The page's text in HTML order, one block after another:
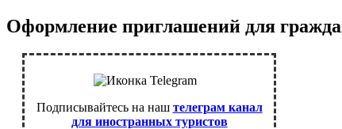
Оформление приглашений для
Подписывайтесь на наш телеграм канал
для иностранных туристов